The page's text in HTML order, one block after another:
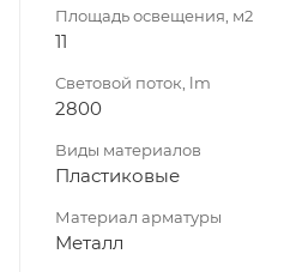
Площадь освещения, м2
11
Световой поток, lm
2800
Виды материалов
Пластиковые
Материал арматуры
Металл